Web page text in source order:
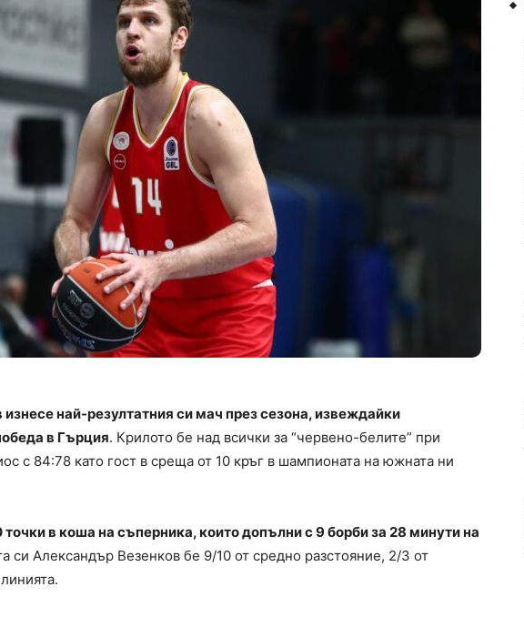
най-резултатния си мач през сезона, извеждайки
в Гърция. Крилото бе над всички за “червено-белите” при
с 84:78 като гост в среща от 10 кръг в шампионата на южната ни
в коша на съперника, които допълни с 9 борби за 28 минути на
си Александър Везенков бе 9/10 от средно разстояние, 2/3 от